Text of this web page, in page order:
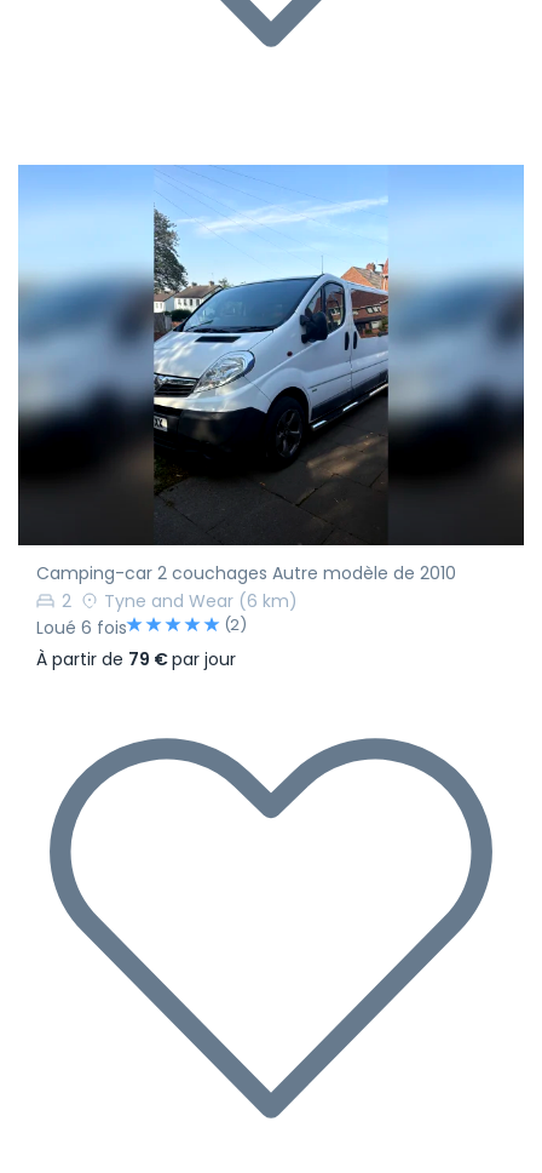
Camping-car 2 couchages Autre modèle de 2010
2
Tyne and Wear (6 km)
Loué 6 fois
(2)
À partir de 79 €par jour